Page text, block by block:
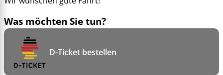
Was möchten Sie tun?
D-Ticket bestellen